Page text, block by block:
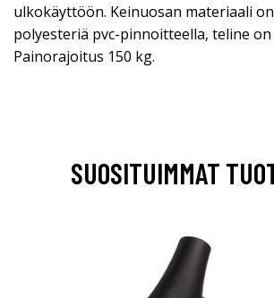
ulkokäyttöön. Keinuosan materiaali
polyesteriä pvc-pinnoitteella, teline on
Painorajoitus 150 kg.
SUOSITUIMMAT